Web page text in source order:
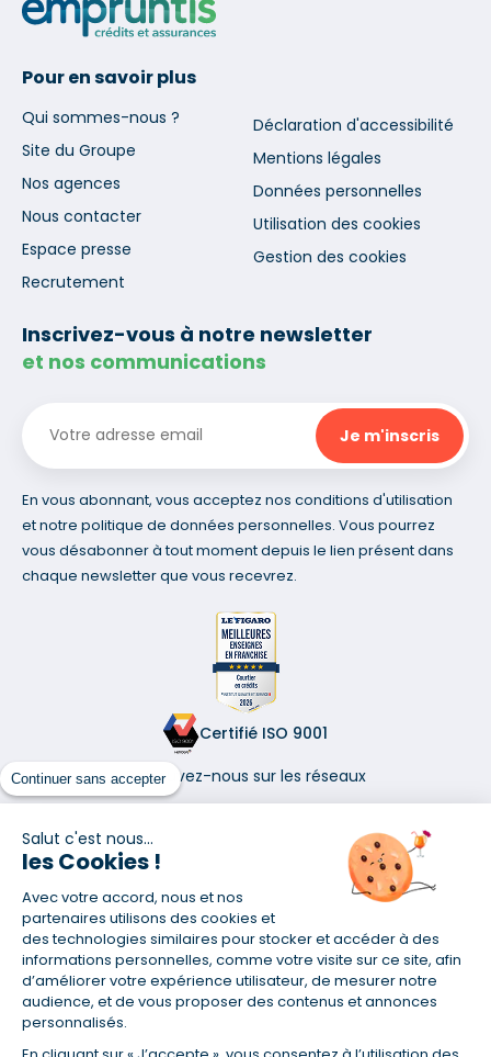
Continuer sans accepter
Salut c'est nous...
les Cookies !
Avec votre accord, nous et nos
partenaires utilisons des cookies et
des technologies similaires pour stocker et accéder à des
informations personnelles, comme votre visite sur ce site, afin
d’améliorer votre expérience utilisateur, de mesurer notre
audience, et de vous proposer des contenus et annonces
personnalisés.
Pour en savoir plus
Qui sommes-nous ?
Site du Groupe
Nos agences
Nous contacter
Espace presse
Recrutement
Déclaration d'accessibilité
Mentions légales
Données personnelles
Utilisation des cookies
Gestion des cookies
Inscrivez-vous à notre newsletter
et nos communications
En vous abonnant, vous acceptez nos conditions d'utilisation
et notre politique de données personnelles. Vous pourrez
vous désabonner à tout moment depuis le lien présent dans
chaque newsletter que vous recevrez.
Certifié ISO 9001
Retrouvez-nous sur les réseaux
(1) Taux fixe national hors assurance et selon votre profil
(2) Économie de 65 % pour l'assurance d'un prêt amortissable de 330
457,23 € à 0,90 % sur 19,5 ans, accordé à un salarié non cadre assuré à
100 % (décès, PTIA, IPP, ITT, IPP) âgé de 36 ans fumeur et une personne
salariée non cadre assurée à 100 % (décès, PTIA, IPP, ITT, IPP) âgée de 35
ans et non-fumeur, tous deux sans risque médical connu. Au
14/07/2019, coût de l'assurance proposée par la banque 179,08 €/mois
en moyenne contre 64,60 €/mois en moyenne au 14/07/2022 avec